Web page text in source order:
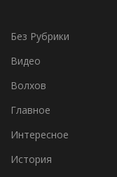
Без Рубрики
Видео
Волхов
Главное
Интересное